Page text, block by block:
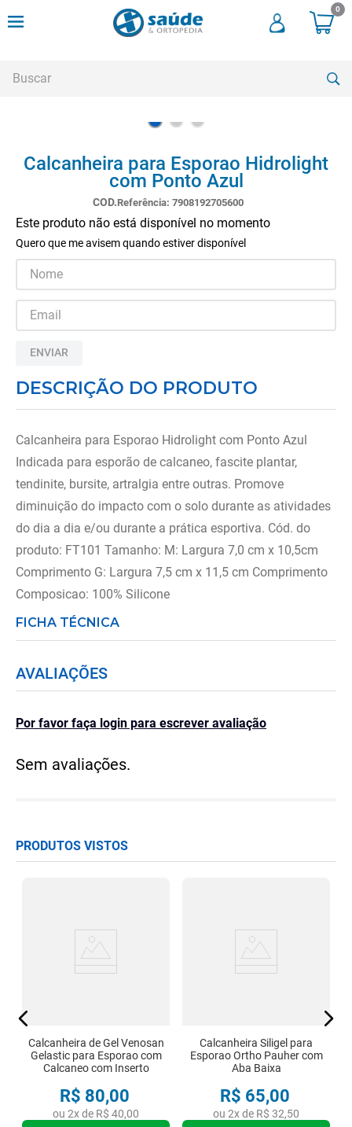
0
Calcanheira para Esporao Hidrolight
com Ponto Azul
Referência: 7908192705600
Este produto não está disponível no momento
Quero que me avisem quando estiver disponível
ENVIAR
DESCRIÇÃO DO PRODUTO
Calcanheira para Esporao Hidrolight com Ponto Azul
Indicada para esporão de calcaneo, fascite plantar,
tendinite, bursite, artralgia entre outras. Promove
diminuição do impacto com o solo durante as atividades
do dia a dia e/ou durante a prática esportiva. Cód. do
produto: FT101 Tamanho: M: Largura 7,0 cm x 10,5cm
Comprimento G: Largura 7,5 cm x 11,5 cm Comprimento
Composicao: 100% Silicone
FICHA TÉCNICA
AVALIAÇÕES
Por favor faça login para escrever avaliação
Sem avaliações.
PRODUTOS VISTOS
Calcanheira de Gel Venosan
Gelastic para Esporao com
Calcaneo com Inserto
R$ 80,00
ou 2x de R$ 40,00
Calcanheira Siligel para
Esporao Ortho Pauher com
Aba Baixa
R$ 65,00
ou 2x de R$ 32,50
º
andadores
meia compressao
3º
cadeira rodas
4º
bota imobilizadora
andador
6º
imobilizador joelho
7º
cadeira rodas agile
tipoia
9º
cadeira higienica
10º munique